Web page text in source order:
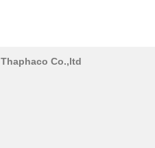
Thaphaco Co.,ltd